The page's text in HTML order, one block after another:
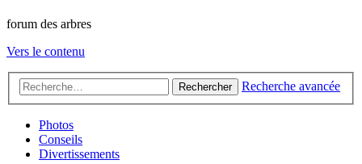
forum des arbres
Vers le contenu
Rechercher Recherche avancée
Photos
Conseils
Divertissements